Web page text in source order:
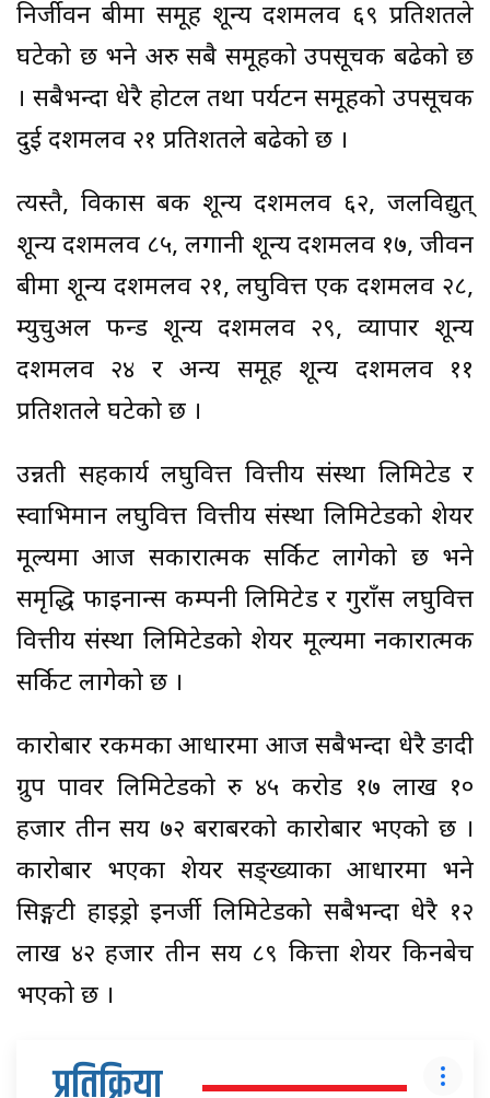
निर्जीवन बीमा समूह शून्य दशमलव ६९ प्रतिशतले
घटेको छ भने अरु सबै समूहको उपसूचक बढेको छ
। सबैभन्दा धेरै होटल तथा पर्यटन समूहको उपसूचक
दुई दशमलव २१ प्रतिशतले बढेको छ ।
त्यस्तै, विकास बैंक शून्य दशमलव ६२, जलविद्युत्
शून्य दशमलव ८५, लगानी शून्य दशमलव १७, जीवन
बीमा शून्य दशमलव २१, लघुवित्त एक दशमलव २८,
म्युचुअल फन्ड शून्य दशमलव २९, व्यापार शून्य
दशमलव २४ र अन्य समूह शून्य दशमलव ११
प्रतिशतले घटेको छ ।
उन्नती सहकार्य लघुवित्त वित्तीय संस्था लिमिटेड र
स्वाभिमान लघुवित्त वित्तीय संस्था लिमिटेडको शेयर
मूल्यमा आज सकारात्मक सर्किट लागेको छ भने
समृद्धि फाइनान्स कम्पनी लिमिटेड र गुराँस लघुवित्त
वित्तीय संस्था लिमिटेडको शेयर मूल्यमा नकारात्मक
सर्किट लागेको छ ।
कारोबार रकमका आधारमा आज सबैभन्दा धेरै ङादी
ग्रुप पावर लिमिटेडको रु ४५ करोड १७ लाख १०
हजार तीन सय ७२ बराबरको कारोबार भएको छ ।
कारोबार भएका शेयर सङ्ख्याका आधारमा भने
सिङ्गटी हाइड्रो इनर्जी लिमिटेडको सबैभन्दा धेरै १२
लाख ४२ हजार तीन सय ८९ कित्ता शेयर किनबेच
भएको छ ।
प्रतिक्रिया